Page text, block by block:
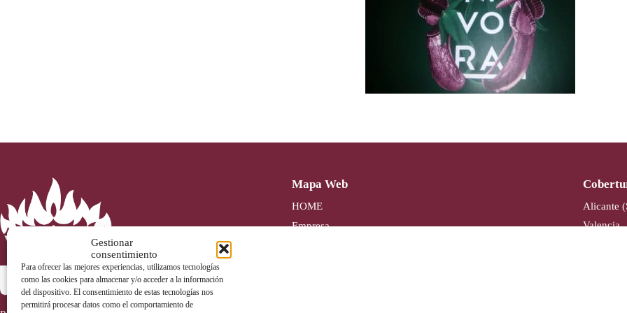
Gestionar
consentimiento
Para ofrecer las mejores experiencias, utilizamos tecnologías
como las cookies para almacenar y/o acceder a la información
del dispositivo. El consentimiento de estas tecnologías nos
permitirá procesar datos como el comportamiento de
Mapa Web
HOME
Empresa
Alicante
Valencia